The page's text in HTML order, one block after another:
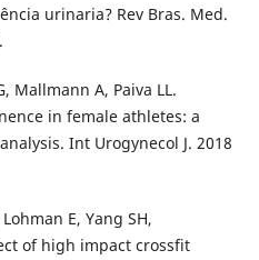
urinaria? Rev Bras. Med.
Mallmann A, Paiva LL.
in female athletes: a
Int Urogynecol J. 2018
E, Yang SH,
of high impact crossfit